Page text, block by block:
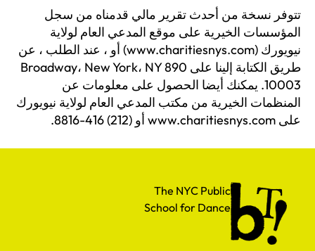
تتوفر نسخة من أحدث تقرير مالي قدمناه من سجل
المؤسسات الخيرية على موقع المدعي العام لولاية
نيويورك (www.charitiesnys.com) أو ، عند الطلب ، عن
طريق الكتابة إلينا على 890 Broadway، New York، NY
10003. يمكنك أيضا الحصول على معلومات عن
المنظمات الخيرية من مكتب المدعي العام لولاية نيويورك
على www.charitiesnys.com أو (212) 416-8816.
The NYC Public School for Dance
The NYC Public
School for Dance